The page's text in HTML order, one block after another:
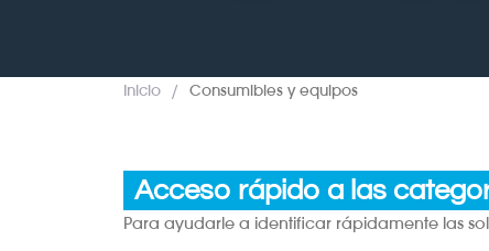
Inicio / Consumibles y equipos
Acceso rápido a las
Para ayudarle a identificar rápidamente las